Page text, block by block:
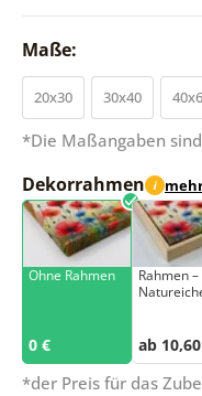
Maße:
20x30 30x40
*Die Maßangaben
Dekorrahmen i
Ohne Rahmen
0 €
Rahmen –
ab
*der Preis für das